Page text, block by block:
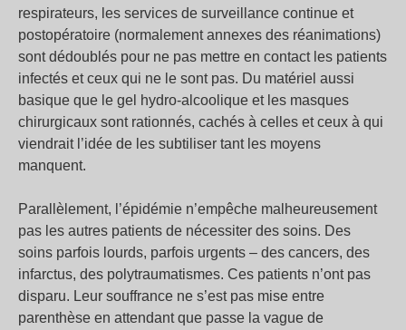
respirateurs, les services de surveillance continue et
postopératoire (normalement annexes des réanimations)
sont dédoublés pour ne pas mettre en contact les patients
infectés et ceux qui ne le sont pas. Du matériel aussi
basique que le gel hydro-alcoolique et les masques
chirurgicaux sont rationnés, cachés à celles et ceux à qui
viendrait l’idée de les subtiliser tant les moyens
manquent.
Parallèlement, l’épidémie n’empêche malheureusement
pas les autres patients de nécessiter des soins. Des
soins parfois lourds, parfois urgents – des cancers, des
infarctus, des polytraumatismes. Ces patients n’ont pas
disparu. Leur souffrance ne s’est pas mise entre
parenthèse en attendant que passe la vague de